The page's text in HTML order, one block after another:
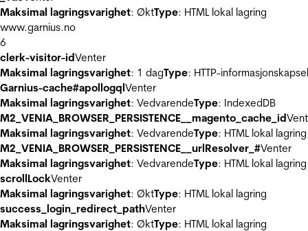
Maksimal lagringsvarighet: ØktType: HTML lokal lagring
www.garnius.no
6
clerk-visitor-idVenter
Maksimal lagringsvarighet: 1 dagType: HTTP-informasjonskapsel
Garnius-cache#apollogqlVenter
Maksimal lagringsvarighet: VedvarendeType: IndexedDB
M2_VENIA_BROWSER_PERSISTENCE__magento_cache_id
Maksimal lagringsvarighet: VedvarendeType: HTML lokal lagring
M2_VENIA_BROWSER_PERSISTENCE__urlResolver_#Venter
Maksimal lagringsvarighet: VedvarendeType: HTML lokal lagring
scrollLockVenter
Maksimal lagringsvarighet: ØktType: HTML lokal lagring
success_login_redirect_pathVenter
Maksimal lagringsvarighet: ØktType: HTML lokal lagring